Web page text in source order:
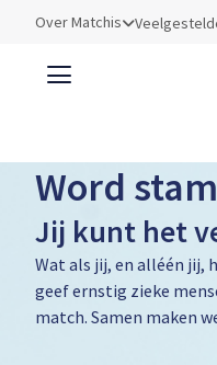
Utilities
Over Matchis
Word
Jij kunt het
Wat als jij, en alléén jij,
geef ernstig zieke
match. Samen maken